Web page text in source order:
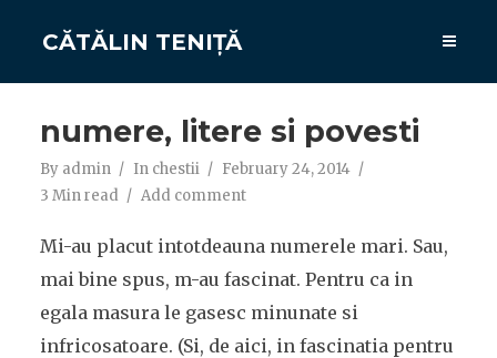
CĂTĂLIN TENIȚĂ
numere, litere si povesti
By admin In chestii
February 24, 2014
3 Min read
Add comment
Mi-au placut intotdeauna numerele mari. Sau,
mai bine spus, m-au fascinat. Pentru ca in
egala masura le gasesc minunate si
infricosatoare. (Si, de aici, in fascinatia pentru